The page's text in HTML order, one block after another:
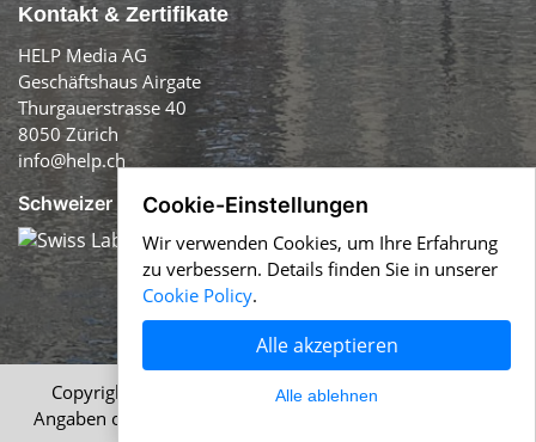
Kontakt & Zertifikate
HELP Media AG
Geschäftshaus Airgate
Thurgauerstrasse 40
8050 Zürich
info@help.ch
Schweizer Qualität:
Copyright © 1996-2026 HELP Media AG, Zürich. Alle
Angaben ohne Gewähr.
Cookie-Einstellungen
Wir verwenden Cookies, um Ihre Erfahrung
zu verbessern. Details finden Sie in unserer
Cookie Policy.
Alle akzeptieren
Alle ablehnen